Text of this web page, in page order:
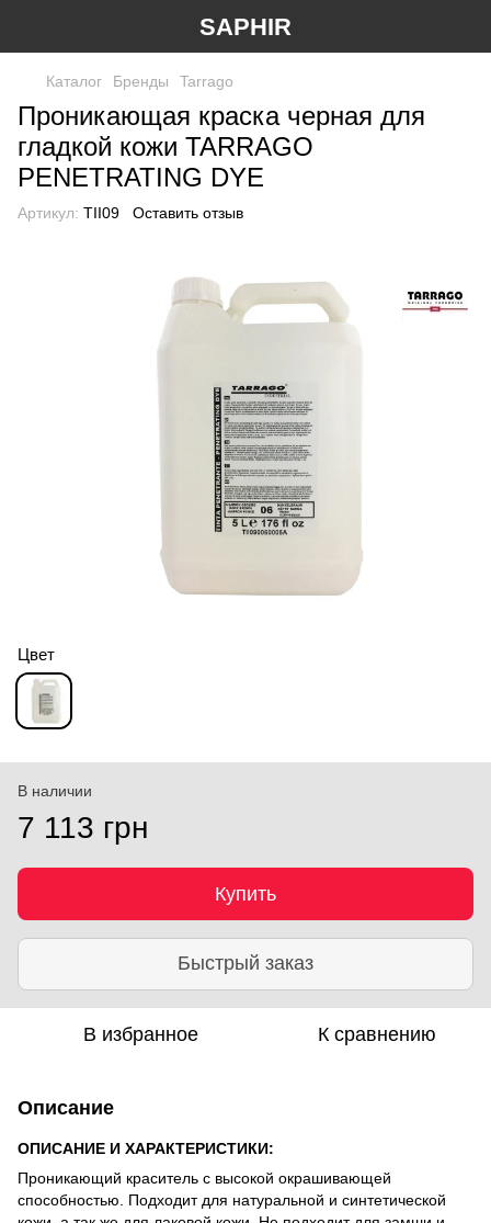
SAPHIR
Каталог Бренды Tarrago
Проникающая краска черная для
гладкой кожи TARRAGO
PENETRATING DYE
Артикул: TII09 Оставить отзыв
Цвет
В наличии
7 113 грн
Купить
Быстрый заказ
В избранное К сравнению
Описание
ОПИСАНИЕ И ХАРАКТЕРИСТИКИ:
Проникающий краситель с высокой окрашивающей
способностью. Подходит для натуральной и синтетической